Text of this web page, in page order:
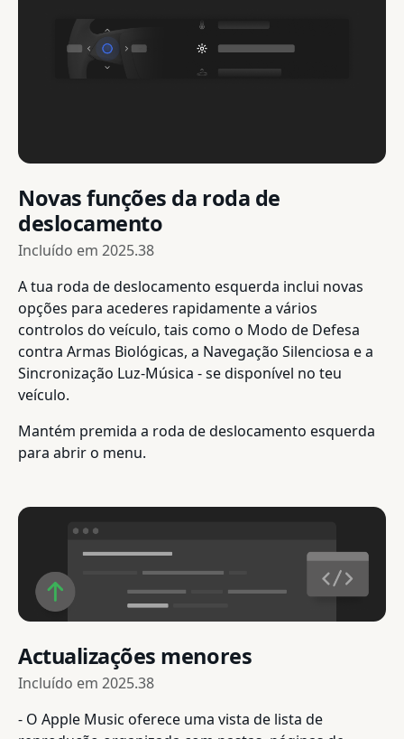
Novas funções da roda de
deslocamento
Incluído em 2025.38
A tua roda de deslocamento esquerda inclui novas
opções para acederes rapidamente a vários
controlos do veículo, tais como o Modo de Defesa
contra Armas Biológicas, a Navegação Silenciosa e a
Sincronização Luz-Música - se disponível no teu
veículo.
Mantém premida a roda de deslocamento esquerda
para abrir o menu.
Actualizações menores
Incluído em 2025.38
- O Apple Music oferece uma vista de lista de